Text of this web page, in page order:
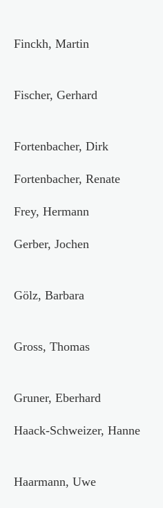
Finckh, Martin
Fischer, Gerhard
Fortenbacher, Dirk
Fortenbacher, Renate
Frey, Hermann
Gerber, Jochen
Gölz, Barbara
Gross, Thomas
Gruner, Eberhard
Haack-Schweizer, Hanne
Haarmann, Uwe